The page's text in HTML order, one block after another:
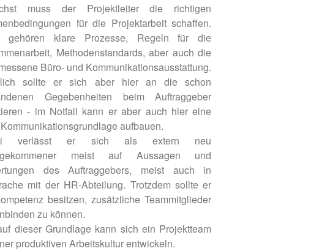
muss der Projektleiter die richtigen
für die Projektarbeit schaffen.
gehören klare Prozesse, Regeln für die
Methodenstandards, aber auch die
Büro- und Kommunikationsausstattung.
sollte er sich aber hier an die schon
Gegebenheiten beim Auftraggeber
- im Notfall kann er aber auch hier eine
aufbauen.
verlässt er sich als extern neu
meist auf Aussagen und
des Auftraggebers, meist auch in
mit der HR-Abteilung. Trotzdem sollte er
besitzen, zusätzliche Teammitglieder
zu können.
dieser Grundlage kann sich ein Projektteam
produktiven Arbeitskultur entwickeln.